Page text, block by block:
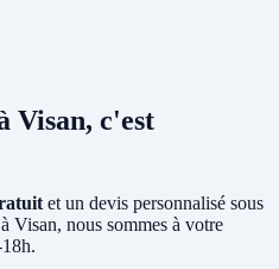
plancher chauffant) et peut aussi
Elle remplace avantageusement
à MaPrimeRénov'.
à Visan incluant le
du circuit frigorifique, le contrôle
du fluide.
Visan, c'est
et un devis personnalisé sous
Visan, nous sommes à votre